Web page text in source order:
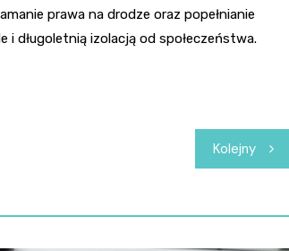
prawa na drodze oraz popełnianie
długoletnią izolacją od społeczeństwa.
Kolejny